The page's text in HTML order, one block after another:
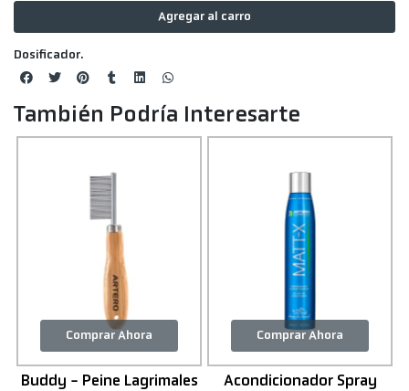
Agregar al carro
Dosificador.
También Podría Interesarte
Comprar Ahora
Buddy - Peine Lagrimales
Comprar Ahora
Acondicionador Spray